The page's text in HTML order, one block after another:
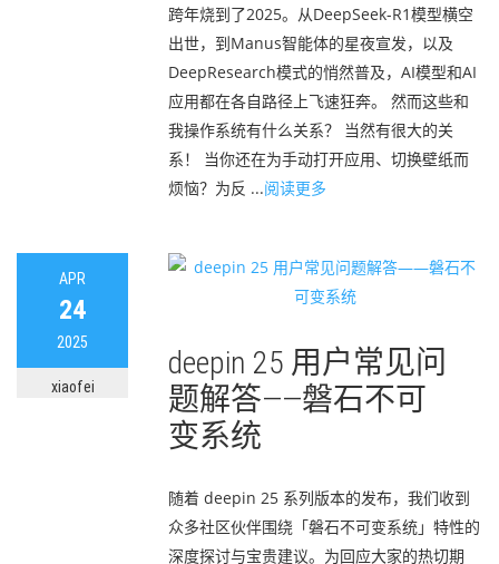
跨年烧到了2025。从DeepSeek-R1模型横空
出世，到Manus智能体的星夜宣发，以及
DeepResearch模式的悄然普及，AI模型和AI
应用都在各自路径上飞速狂奔。 然而这些和
我操作系统有什么关系？ 当然有很大的关
系！ 当你还在为手动打开应用、切换壁纸而
烦恼？为反 ...阅读更多
APR
24
2025
xiaofei
deepin 25 用户常见问
题解答——磐石不可
变系统
随着 deepin 25 系列版本的发布，我们收到
众多社区伙伴围绕「磐石不可变系统」特性的
深度探讨与宝贵建议。为回应大家的热切期